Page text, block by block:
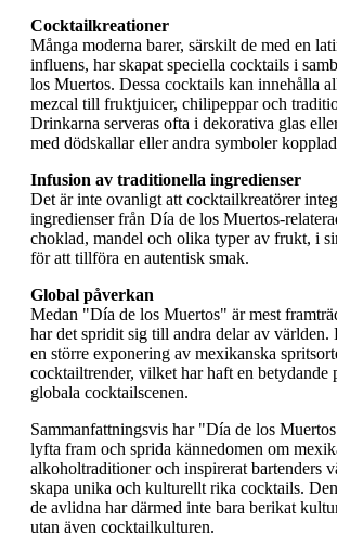
Cocktailkreationer
Många moderna barer, särskilt de med en
influens, har skapat speciella cocktails i
los Muertos. Dessa cocktails kan innehålla
mezcal till fruktjuicer, chilipeppar och
Drinkarna serveras ofta i dekorativa glas
med dödskallar eller andra symboler
Infusion av traditionella ingredienser
Det är inte ovanligt att cocktailkreatörer
ingredienser från Día de los Muertos-
choklad, mandel och olika typer av frukt, i
för att tillföra en autentisk smak.
Global påverkan
Medan "Día de los Muertos" är mest
har det spridit sig till andra delar av världen.
en större exponering av mexikanska
cocktailtrender, vilket har haft en betydande
globala cocktailscenen.
Sammanfattningsvis har "Día de los
lyfta fram och sprida kännedomen om
alkoholtraditioner och inspirerat bartenders
skapa unika och kulturellt rika cocktails.
de avlidna har därmed inte bara berikat
utan även cocktailkulturen.